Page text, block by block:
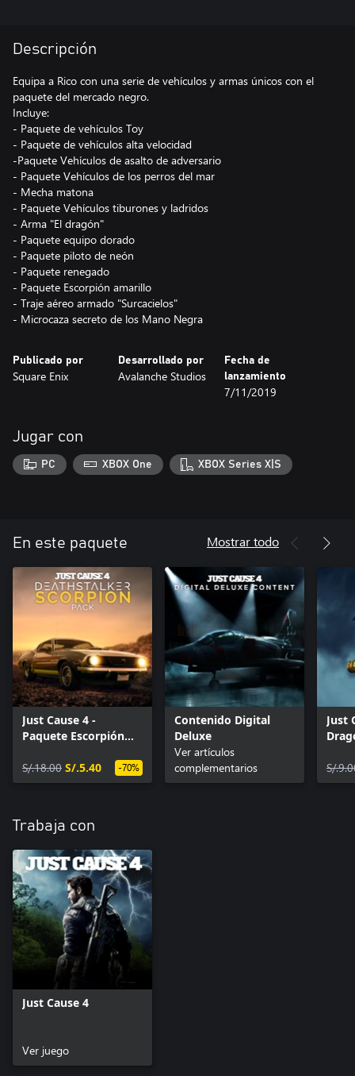
Descripción
Equipa a Rico con una serie de vehículos y armas únicos con el
paquete del mercado negro.
Incluye:
- Paquete de vehículos Toy
- Paquete de vehículos alta velocidad
-Paquete Vehículos de asalto de adversario
- Paquete Vehículos de los perros del mar
- Mecha matona
- Paquete Vehículos tiburones y ladridos
- Arma "El dragón"
- Paquete equipo dorado
- Paquete piloto de neón
- Paquete renegado
- Paquete Escorpión amarillo
- Traje aéreo armado "Surcacielos"
Publicado por
Square Enix
Desarrollado por
Avalanche Studios
Fecha de
lanzamiento
7/11/2019
Jugar con
PC XBOX One XBOX Series X|S
En este paquete Mostrar todo
Just Cause 4 -
Paquete Escorpión
S/.18.00 S/.5.40 -70%
Contenido Digital
Deluxe
Ver artículos
complementarios
Just
S/
Trabaja con
Just Cause 4
Ver juego